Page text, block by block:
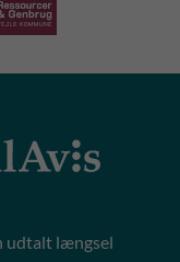
udtalt længsel